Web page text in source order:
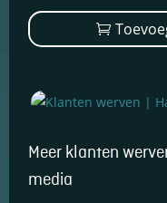
Meer klanten
media